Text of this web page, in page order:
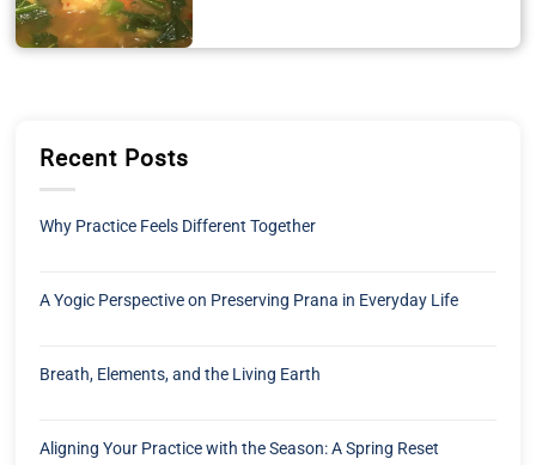
Recent Posts
Why Practice Feels Different Together
A Yogic Perspective on Preserving Prana in Everyday Life
Breath, Elements, and the Living Earth
Aligning Your Practice with the Season: A Spring Reset